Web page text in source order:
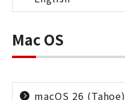
Mac OS
macOS 26 (Tahoe)